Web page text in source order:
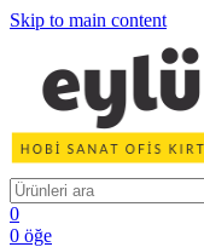
Skip to main content
0
0 öğe